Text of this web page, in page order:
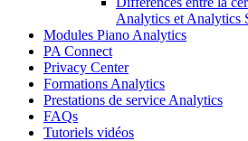
Analytics et Analytics
Modules Piano Analytics
PA Connect
Privacy Center
Formations Analytics
Prestations de service Analytics
FAQs
Tutoriels vidéos